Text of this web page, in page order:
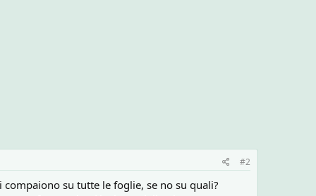
#2
su tutte le foglie, se no su quali?